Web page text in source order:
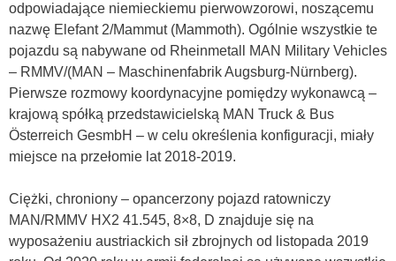
odpowiadające niemieckiemu pierwowzorowi, noszącemu
nazwę Elefant 2/Mammut (Mammoth). Ogólnie wszystkie te
pojazdu są nabywane od Rheinmetall MAN Military Vehicles
– RMMV/(MAN – Maschinenfabrik Augsburg-Nürnberg).
Pierwsze rozmowy koordynacyjne pomiędzy wykonawcą –
krajową spółką przedstawicielską MAN Truck & Bus
Österreich GesmbH – w celu określenia konfiguracji, miały
miejsce na przełomie lat 2018-2019.
Ciężki, chroniony – opancerzony pojazd ratowniczy
MAN/RMMV HX2 41.545, 8×8, D znajduje się na
wyposażeniu austriackich sił zbrojnych od listopada 2019